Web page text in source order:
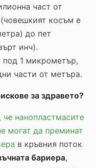
част от
косъм е
до пет
инч).
под 1 микрометър,
части от метъра.
за здравето?
нанопластмасите
могат да преминат
в кръвния поток
бариера,